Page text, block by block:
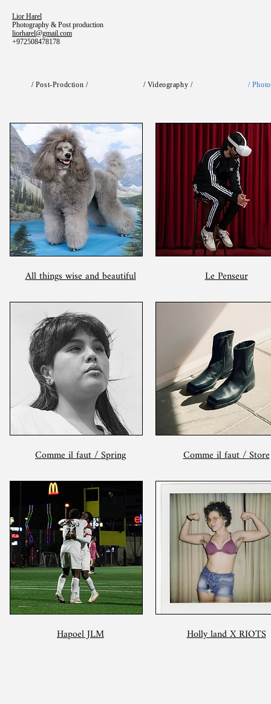
Lior Harel
Photography & Post production
liorharel@gmail.com
+972508478178
All things wise and beautiful
Comme il faut / Spring
Hapoel JLM
Le Penseur
Comme il faut / Store
Holly land X RIOTS
/ Post-Prodction / / Videography / /